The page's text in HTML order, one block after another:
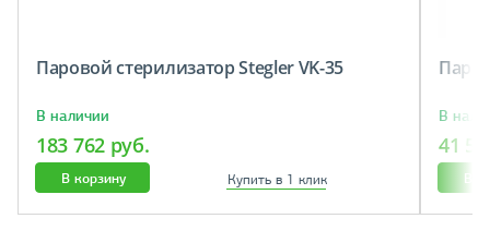
Паровой стерилизатор Stegler VK-35
В наличии
183 762 руб.
В корзину Купить в 1 клик
В
41
В